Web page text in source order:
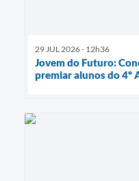
29 JUL 2026 - 12h36
Jovem do Futuro:
premiar alunos do 4º